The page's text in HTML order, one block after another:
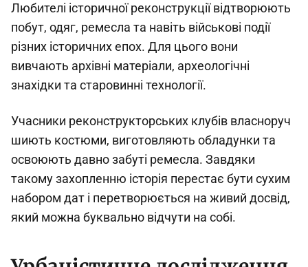
Любителі історичної реконструкції відтворюють
побут, одяг, ремесла та навіть військові події
різних історичних епох. Для цього вони
вивчають архівні матеріали, археологічні
знахідки та старовинні технології.
Учасники реконструкторських клубів власноруч
шиють костюми, виготовляють обладунки та
освоюють давно забуті ремесла. Завдяки
такому захопленню історія перестає бути сухим
набором дат і перетворюється на живий досвід,
який можна буквально відчути на собі.